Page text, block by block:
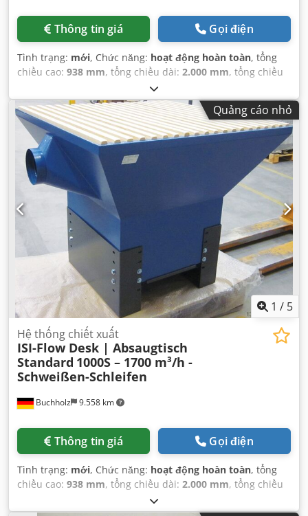
Thông tin giá Gọi điện
Tình trạng: mới, Chức năng: hoạt động hoàn toàn, tổng
chiều cao: 938 mm, tổng chiều dài: 2.000 mm, tổng chiều
, trọng lượng tổng cộng:
Có sẵn biển kiểu, Dấu CE, tài liệu / sổ tay hướng dẫn,
Quảng cáo nhỏ
1 / 5
Buchholz 9.558 km
Hệ thống chiết xuất
ISI-Flow Desk | Absaugtisch
Standard 1000S – 1700 m³/h -
Schweißen-Schleifen
Thông tin giá Gọi điện
Tình trạng: mới, Chức năng: hoạt động hoàn toàn, tổng
chiều cao: 938 mm, tổng chiều dài: 2.000 mm, tổng chiều
, trọng lượng tổng cộng:
Có sẵn biển kiểu, Dấu CE, tài liệu / sổ tay hướng dẫn,